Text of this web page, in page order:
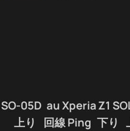
05D au Xperia Z1
上り 回線Ping 下り